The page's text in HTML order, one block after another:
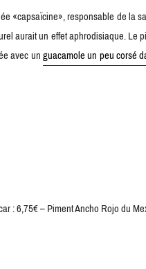
«capsaïcine», responsable de la
aurait un effet aphrodisiaque. Le
avec unguacamole un peu corsé
: 6,75€ – Piment Ancho Rojo du